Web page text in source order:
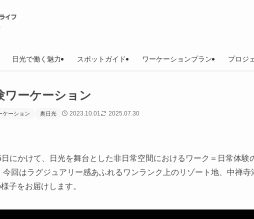
日光で働く魅力 スポットガイド ワーケーションプラン プロジ
ワーケーション
ケーション 奥日光 2023.10.01 2025.07.30
にかけて、日光を舞台とした非日常空間におけるワーク＝日常体験
今回はラグジュアリー感あふれるワンランク上のリゾート地、中禅寺
子をお届けします。